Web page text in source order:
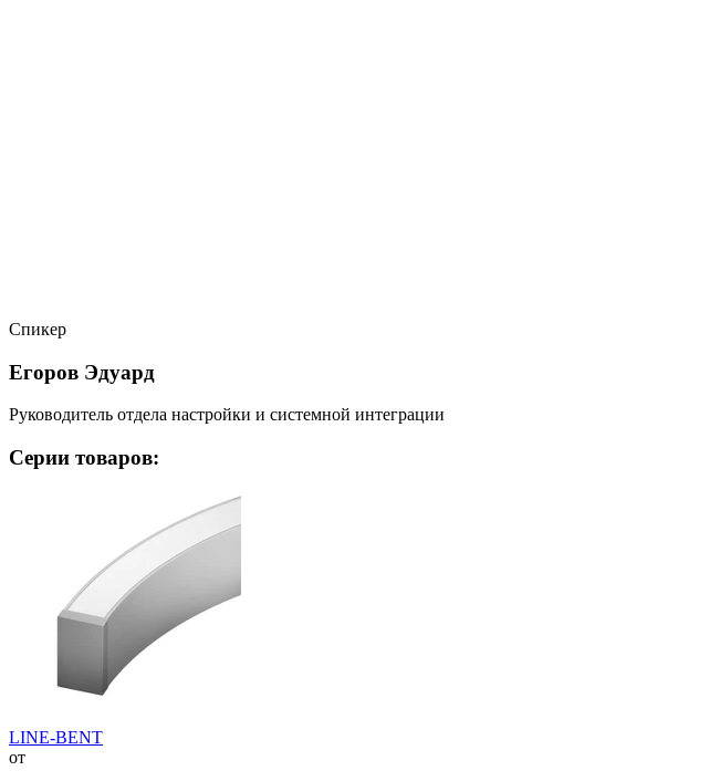
Спикер
Егоров Эдуард
Руководитель отдела настройки и системной интеграции
Серии товаров:
LINE-BENT
от